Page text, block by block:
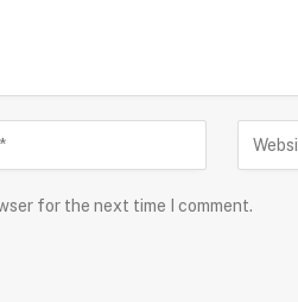
for the next time I comment.